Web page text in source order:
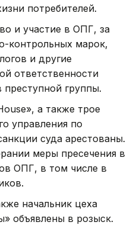
потребителей.
и участие в ОПГ, за
контрольных марок,
и другие
ответственности
преступной группы.
а также трое
управления по
суда арестованы.
меры пресечения в
ОПГ, в том числе в
начальник цеха
объявлены в розыск.